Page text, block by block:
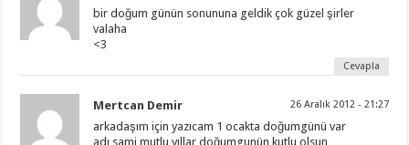
bir doğum günün sonununa geldik çok güzel şirler
valaha
<3
Cevapla
Mertcan Demir 26 Aralık 2012 - 21:27
arkadaşım için yazıcam 1 ocakta doğumgünü var
adı sami mutlu yıllar doğumgunün kutlu olsun